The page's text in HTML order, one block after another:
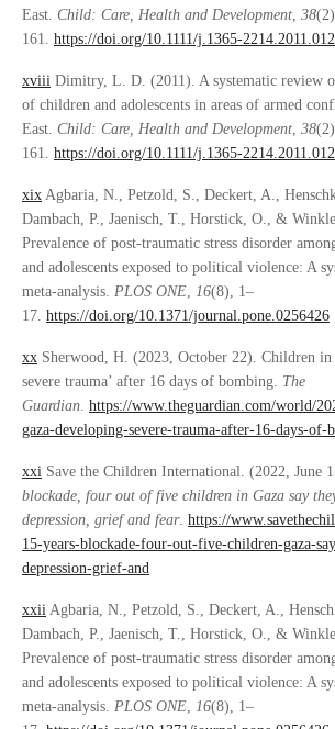
East. Child: Care, Health and Development 38
161. https://doi.org/10.1111/j.1365-
xviii Dimitry, L. D. (2011). A systematic review
of children and adolescents in areas of armed
East. Child: Care, Health and Development 38
161. https://doi.org/10.1111/j.1365-
xix Agbaria, N., Petzold, S., Deckert, A.,
Dambach, P., Jaenisch, T., Horstick, O., &
Prevalence of post-traumatic stress disorder
and adolescents exposed to political violence: A
meta-analysis. PLOS ONE 16(8), 1–
17. https://doi.org/10.1371/journal.pone.0256426
xx Sherwood, H. (2023, October 22). Children in
severe trauma’ after 16 days of bombing. The
Guardian https://www.theguardian.com/world/
gaza-developing-severe-trauma-after-16-days-of-
xxi Save the Children International. (2022, June
blockade, four out of five children in Gaza say
depression, grief and fear. https://
15-years-blockade-four-out-five-children-gaza-
depression-grief-and
xxii Agbaria, N., Petzold, S., Deckert, A.,
Dambach, P., Jaenisch, T., Horstick, O., &
Prevalence of post-traumatic stress disorder
and adolescents exposed to political violence: A
meta-analysis. PLOS ONE 16(8), 1–